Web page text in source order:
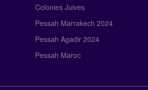
Colonies Juives
Pessah Marrakech 2024
Pessah Agadir 2024
Pessah Maroc